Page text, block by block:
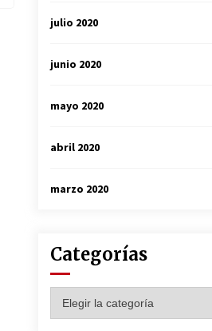
julio 2020
junio 2020
mayo 2020
abril 2020
marzo 2020
Categorías